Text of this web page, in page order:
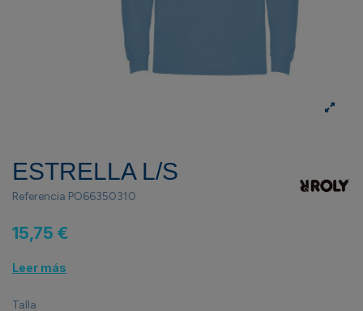
ESTRELLA L/S
Referencia PO66350310
15,75 €
Leer más
Talla